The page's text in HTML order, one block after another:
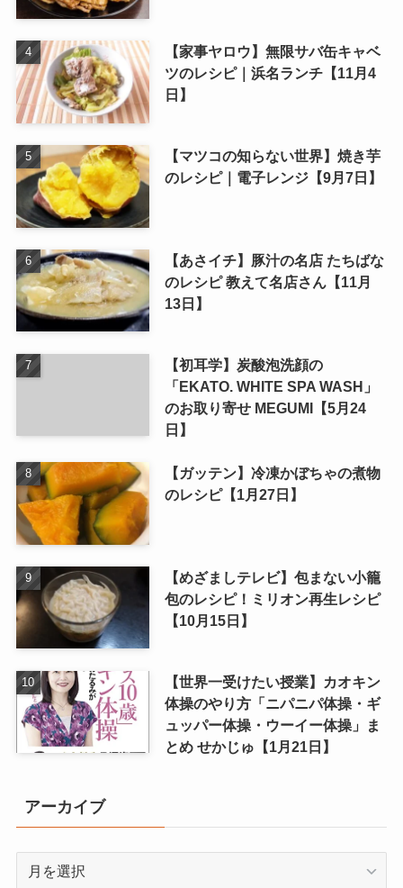
【家事ヤロウ】無限サバ缶キャベ
ツのレシピ｜浜名ランチ【11月4
日】
【マツコの知らない世界】焼き芋
のレシピ｜電子レンジ【9月7日】
【あさイチ】豚汁の名店 たちばな
のレシピ 教えて名店さん【11月
13日】
【初耳学】炭酸泡洗顔の
「EKATO. WHITE SPA WASH」
のお取り寄せ MEGUMI【5月24
日】
【ガッテン】冷凍かぼちゃの煮物
のレシピ【1月27日】
【めざましテレビ】包まない小籠
包のレシピ！ミリオン再生レシピ
【10月15日】
【世界一受けたい授業】カオキン
体操のやり方「ニパニパ体操・ギ
ュッパー体操・ウーイー体操」ま
とめ せかじゅ【1月21日】
アーカイブ